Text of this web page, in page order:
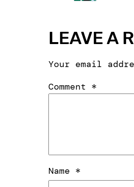
LEAVE A
Your email
Comment *
Name *